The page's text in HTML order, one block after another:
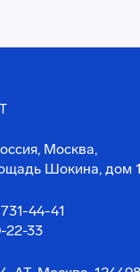
Москва,
Шокина, дом 1
44-41
22-33